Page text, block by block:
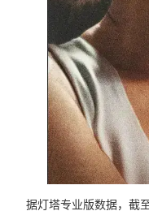
据灯塔专业版数据，截